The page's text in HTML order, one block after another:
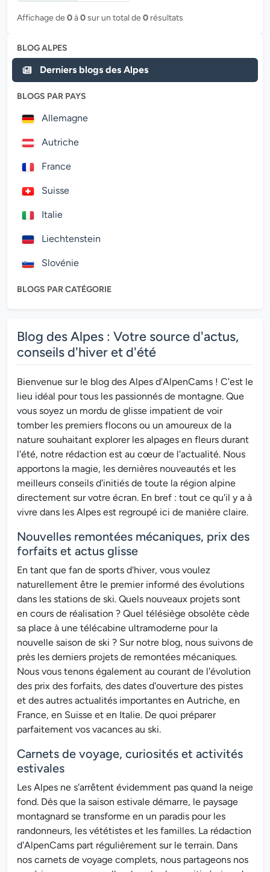
Affichage de 0à0sur un total de 0 résultats
BLOG ALPES
Derniers blogs des Alpes
BLOGS PAR PAYS
Allemagne
Autriche
France
Suisse
Italie
Liechtenstein
Slovénie
BLOGS PAR CATÉGORIE
Blog des Alpes : Votre source d'actus,
conseils d'hiver et d'été
Bienvenue sur le blog des Alpes d'AlpenCams ! C'est le
lieu idéal pour tous les passionnés de montagne. Que
vous soyez un mordu de glisse impatient de voir
tomber les premiers flocons ou un amoureux de la
nature souhaitant explorer les alpages en fleurs durant
l'été, notre rédaction est au cœur de l'actualité. Nous
apportons la magie, les dernières nouveautés et les
meilleurs conseils d'initiés de toute la région alpine
directement sur votre écran. En bref : tout ce qu'il y a à
vivre dans les Alpes est regroupé ici de manière claire.
Nouvelles remontées mécaniques, prix des
forfaits et actus glisse
En tant que fan de sports d'hiver, vous voulez
naturellement être le premier informé des évolutions
dans les stations de ski. Quels nouveaux projets sont
en cours de réalisation ? Quel télésiège obsolète cède
sa place à une télécabine ultramoderne pour la
nouvelle saison de ski ? Sur notre blog, nous suivons de
près les derniers projets de remontées mécaniques.
Nous vous tenons également au courant de l'évolution
des prix des forfaits, des dates d'ouverture des pistes
et des autres actualités importantes en Autriche, en
France, en Suisse et en Italie. De quoi préparer
parfaitement vos vacances au ski.
Carnets de voyage, curiosités et activités
estivales
Les Alpes ne s'arrêtent évidemment pas quand la neige
fond. Dès que la saison estivale démarre, le paysage
montagnard se transforme en un paradis pour les
randonneurs, les vététistes et les familles. La rédaction
d'AlpenCams part régulièrement sur le terrain. Dans
nos carnets de voyage complets, nous partageons nos